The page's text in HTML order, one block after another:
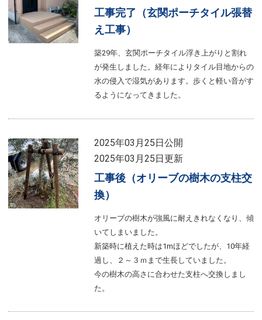
工事完了（玄関ポーチタイル張替
え工事）
築29年、玄関ポーチタイル浮き上がりと割れ
が発生しました。経年によりタイル目地からの
水の侵入で湿気があります。歩くと軽い音がす
るようになってきました。
2025年03月25日公開
2025年03月25日更新
工事後（オリーブの樹木の支柱交
換）
オリーブの樹木が強風に耐えきれなくなり、傾
いてしまいました。
新築時に植えた時は1mほどでしたが、10年経
過し、２～３ｍまで生長していました。
今の樹木の高さに合わせた支柱へ交換しまし
た。